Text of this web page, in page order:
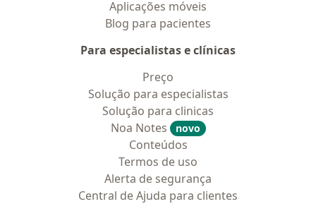
Aplicações móveis
Blog para pacientes
Para especialistas e clínicas
Preço
Solução para especialistas
Solução para clinicas
Noa Notes
novo
Conteúdos
Termos de uso
Alerta de segurança
Central de Ajuda para clientes